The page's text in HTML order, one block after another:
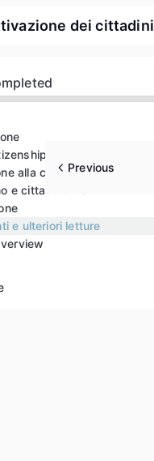
dei cittadini
alla cittadinanza
e cittadinanza
e ulteriori letture
Previous